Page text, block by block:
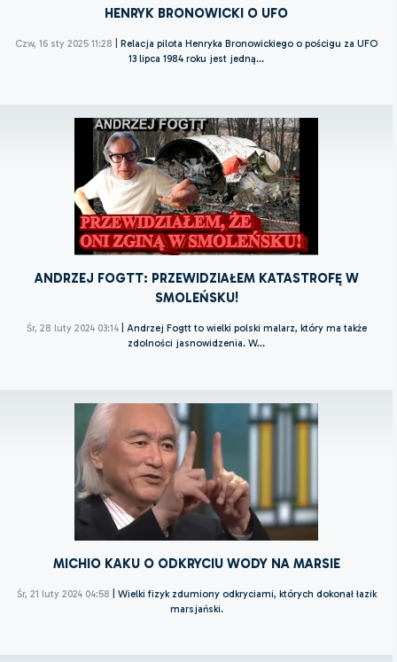
HENRYK BRONOWICKI O UFO
Czw, 16 sty 2025 11:28
Relacja pilota Henryka Bronowickiego o pościgu za UFO
13 lipca 1984 roku jest jedną...
ANDRZEJ FOGTT: PRZEWIDZIAŁEM KATASTROFĘ W
SMOLEŃSKU!
Śr, 28 luty 2024 03:14| Andrzej Fogtt to wielki polski malarz, który ma także
zdolności jasnowidzenia. W...
MICHIO KAKU O ODKRYCIU WODY NA MARSIE
Śr, 21 luty 2024 04:58
Wielki fizyk zdumiony odkryciami, których dokonał łazik
marsjański.